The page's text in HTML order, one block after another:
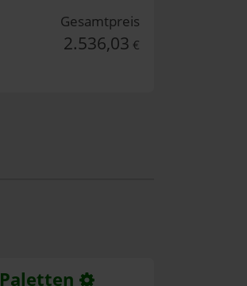
Gesamtpreis
2.536,03 €